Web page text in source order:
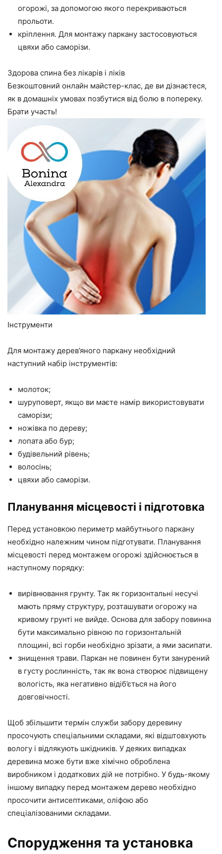
огорожі, за допомогою якого перекриваються
прольоти.
кріплення. Для монтажу паркану застосовуються
цвяхи або саморізи.
Здорова спина без лікарів і ліків
Безкоштовний онлайн майстер-клас, де ви дізнаєтеся,
як в домашніх умовах позбутися від болю в попереку.
Брати участь!
Інструменти
Для монтажу дерев’яного паркану необхідний
наступний набір інструментів:
молоток;
шуруповерт, якщо ви маєте намір використовувати
саморізи;
ножівка по дереву;
лопата або бур;
будівельний рівень;
волосінь;
цвяхи або саморізи.
Планування місцевості і підготовка
Перед установкою периметр майбутнього паркану
необхідно належним чином підготувати. Планування
місцевості перед монтажем огорожі здійснюється в
наступному порядку:
вирівнювання грунту. Так як горизонтальні несучі
мають пряму структуру, розташувати огорожу на
кривому грунті не вийде. Основа для забору повинна
бути максимально рівною по горизонтальній
площині, всі горби необхідно зрізати, а ями засипати.
знищення трави. Паркан не повинен бути занурений
в густу рослинність, так як вона створює підвищену
вологість, яка негативно відіб’ється на його
довговічності.
Щоб збільшити термін служби забору деревину
просочують спеціальними складами, які відштовхують
вологу і відлякують шкідників. У деяких випадках
деревина може бути вже хімічно оброблена
виробником і додаткових дій не потрібно. У будь-якому
іншому випадку перед монтажем дерево необхідно
просочити антисептиками, оліфою або
спеціалізованими складами.
Спорудження та установка